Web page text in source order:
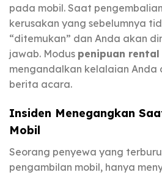
pada mobil. Saat
kerusakan yang sebelumnya
“ditemukan” dan Anda akan
jawab. Modus penipuan rental
mengandalkan kelalaian Anda
berita acara.
Insiden Menegangkan
Mobil
Seorang penyewa yang
pengambilan mobil, hanya